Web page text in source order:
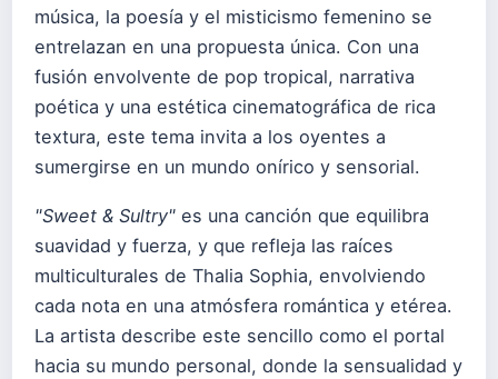
música, la poesía y el misticismo femenino se
entrelazan en una propuesta única. Con una
fusión envolvente de pop tropical, narrativa
poética y una estética cinematográfica de rica
textura, este tema invita a los oyentes a
sumergirse en un mundo onírico y sensorial.
"Sweet & Sultry" es una canción que equilibra
suavidad y fuerza, y que refleja las raíces
multiculturales de Thalia Sophia, envolviendo
cada nota en una atmósfera romántica y etérea.
La artista describe este sencillo como el portal
hacia su mundo personal, donde la sensualidad y